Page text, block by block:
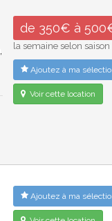
de 350€ à
la semaine selon saison
Ajoutez à ma
Voir cette location
Ajoutez à ma